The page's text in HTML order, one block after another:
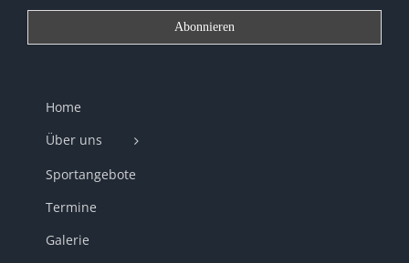
Home
Über uns
Sportangebote
Termine
Galerie